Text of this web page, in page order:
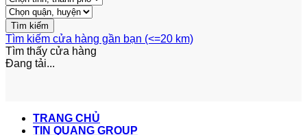
Tìm kiếm cửa hàng gần bạn (<=20 km)
Tìm thấy cửa hàng
Đang tải...
TRANG CHỦ
TIN QUANG GROUP